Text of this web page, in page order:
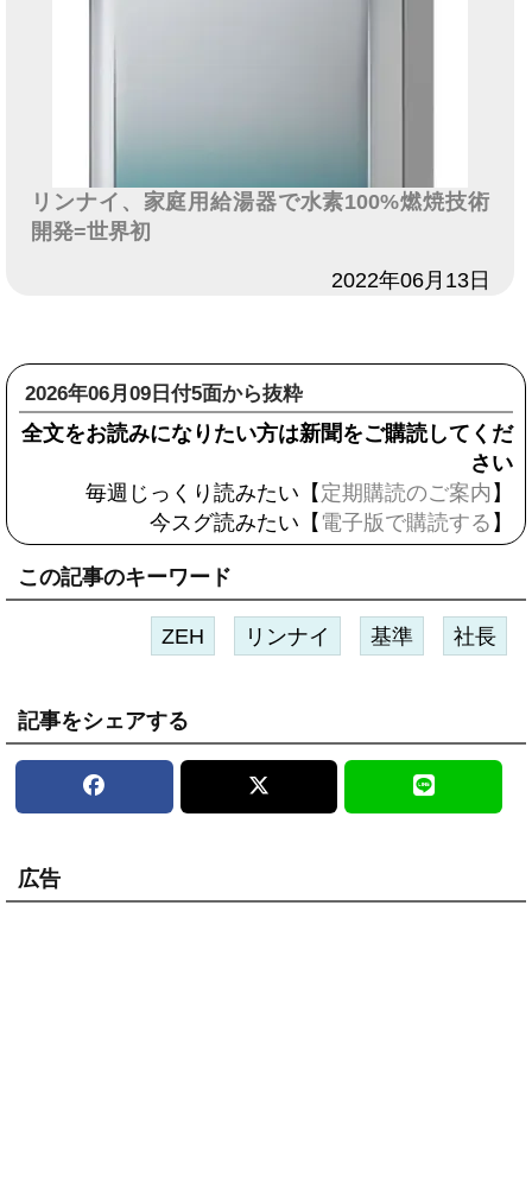
リンナイ、家庭用給湯器で水素100%燃焼技術
開発=世界初
2022年06月13日
2026年06月09日付5面から抜粋
全文をお読みになりたい方は新聞をご購読してくだ
さい
毎週じっくり読みたい【 定期購読のご案内 】
今スグ読みたい【 電子版で購読する 】
この記事のキーワード
ZEH リンナイ 基準 社長
記事をシェアする
広告